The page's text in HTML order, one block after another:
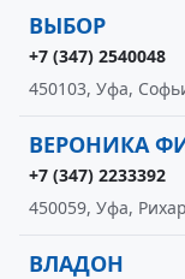
ВЫБОР
+7 (347) 2540048
450103, Уфа,
ВЕРОНИКА
+7 (347) 2233392
450059, Уфа,
ВЛАДОН